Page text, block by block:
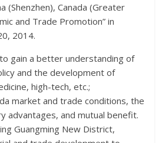
(Shenzhen), Canada (Greater
and Trade Promotion” in
2014.
gain a better understanding of
and the development of
high-tech, etc.;
market and trade conditions, the
advantages, and mutual benefit.
Guangming New District,